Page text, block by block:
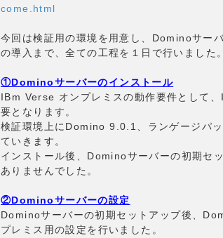
come.html
今回は検証用の環境を用意し、Dominoサー
の導入まで、全ての工程を１日で行いました。
①Dominoサーバーのインストール
IBm Verse オンプレミスの動作要件とし
要となります。
検証環境上にDomino 9.0.1、ランゲージパ
ていきます。
インストール後、Dominoサーバーの初期セ
ありませんでした。
②Dominoサーバーの設定
Dominoサーバーの初期セットアップ後、
プレミス用の設定を行いました。